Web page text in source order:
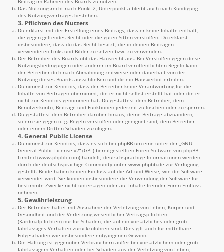
Beitrag im Rahmen des Boards zu nutzen.
Das Nutzungsrecht nach Punkt 2, Unterpunkt a bleibt auch nach Kündigung
des Nutzungsvertrages bestehen.
3. Pflichten des Nutzers
Du erklärst mit der Erstellung eines Beitrags, dass er keine Inhalte enthält,
die gegen geltendes Recht oder die guten Sitten verstoßen. Du erklärst
insbesondere, dass du das Recht besitzt, die in deinen Beiträgen
verwendeten Links und Bilder zu setzen bzw. zu verwenden.
Der Betreiber des Boards übt das Hausrecht aus. Bei Verstößen gegen diese
Nutzungsbedingungen oder anderer im Board veröffentlichten Regeln kann
der Betreiber dich nach Abmahnung zeitweise oder dauerhaft von der
Nutzung dieses Boards ausschließen und dir ein Hausverbot erteilen.
Du nimmst zur Kenntnis, dass der Betreiber keine Verantwortung für die
Inhalte von Beiträgen übernimmt, die er nicht selbst erstellt hat oder die er
nicht zur Kenntnis genommen hat. Du gestattest dem Betreiber, dein
Benutzerkonto, Beiträge und Funktionen jederzeit zu löschen oder zu sperren.
Du gestattest dem Betreiber darüber hinaus, deine Beiträge abzuändern,
sofern sie gegen o. g. Regeln verstoßen oder geeignet sind, dem Betreiber
oder einem Dritten Schaden zuzufügen.
4. General Public License
Du nimmst zur Kenntnis, dass es sich bei phpBB um eine unter der „GNU
General Public License v2“ (GPL) bereitgestellten Foren-Software von phpBB
Limited (www.phpbb.com) handelt; deutschsprachige Informationen werden
durch die deutschsprachige Community unter www.phpbb.de zur Verfügung
gestellt. Beide haben keinen Einfluss auf die Art und Weise, wie die Software
verwendet wird. Sie können insbesondere die Verwendung der Software für
bestimmte Zwecke nicht untersagen oder auf Inhalte fremder Foren Einfluss
nehmen.
5. Gewährleistung
Der Betreiber haftet mit Ausnahme der Verletzung von Leben, Körper und
Gesundheit und der Verletzung wesentlicher Vertragspflichten
(Kardinalpflichten) nur für Schäden, die auf ein vorsätzliches oder grob
fahrlässiges Verhalten zurückzuführen sind. Dies gilt auch für mittelbare
Folgeschäden wie insbesondere entgangenen Gewinn.
Die Haftung ist gegenüber Verbrauchern außer bei vorsätzlichem oder grob
fahrlässigem Verhalten oder bei Schäden aus der Verletzung von Leben,